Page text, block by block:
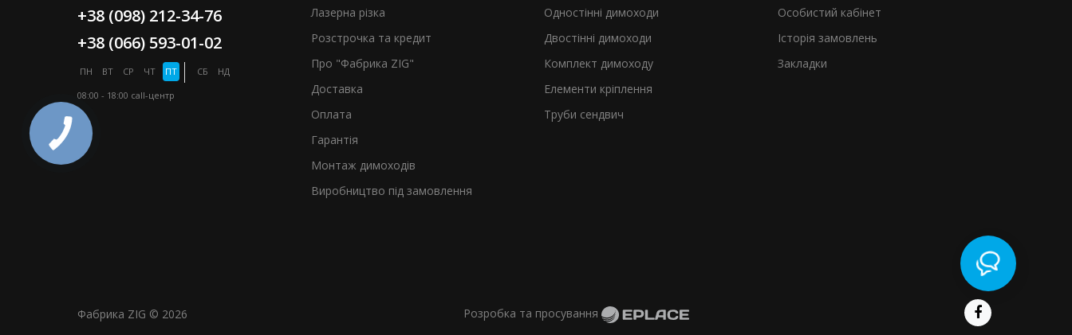
+38 (098) 212-34-76
+38 (066) 593-01-02
ПН ВТ СР ЧТ ПТ СБ
НД
08:00 - 18:00 call-центр
Лазерна різка
Розстрочка та кредит
Про "Фабрика ZIG"
Доставка
Оплата
Гарантія
Монтаж димоходів
Виробництво під замовлення
Одностінні димоходи
Двостінні димоходи
Комплект димоходу
Елементи кріплення
Труби сендвич
Особистий кабінет
Історія замовлень
Закладки
Фабрика ZIG © 2026 Розробка та просування